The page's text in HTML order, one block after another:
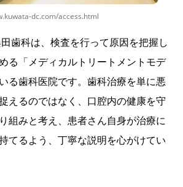
dc.com/access.html
歯科は、検査を行って原因を把握し
る「メディカルトリートメントモデ
る歯科医院です。歯科治療を単に悪
えるのではなく、口腔内の健康を守
組みと考え、患者さん自身が治療に
てるよう、丁寧な説明を心がけてい